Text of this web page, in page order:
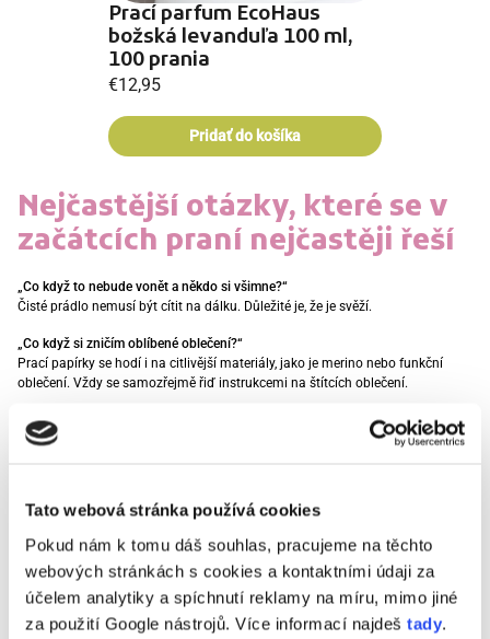
Tato webová stránka používá cookies
Pokud nám k tomu dáš souhlas, pracujeme na těchto
webových stránkách s cookies a kontaktními údaji za
účelem analytiky a spíchnutí reklamy na míru, mimo jiné
za použití Google nástrojů. Více informací najdeš tady.
Prací parfum EcoHaus
božská levanduľa 100 ml,
100 prania
€12,95
Nejčastější otázky, které se v
začátcích praní nejčastěji řeší
„Co když to nebude vonět a někdo si všimne?“
Čisté prádlo nemusí být cítit na dálku. Důležité je, že je svěží.
„Co když si zničím oblíbené oblečení?“
Prací papírky se hodí i na citlivější materiály, jako je merino nebo funkční
oblečení. Vždy se samozřejmě řiď instrukcemi na štítcích oblečení.
„Co když je pračka na koleji zatuchlá?“
V tom případě pomůže použít
prací sodajako
Papírek můžeš rozdělit a oblečení přeprat ručně v umyvadle.
„Co když mám oblečení z fitka nebo z večírku, které jde opravdu cítit?“
Oblečení načichlé potem nebo kouřem nenechávej dlouho ležet v koši. Pokud
můžeš, namoč ho co nejdřív do vody s kouskem pracího papírku. Zaschlý pot
se pere mnohem hůř než čerstvý.